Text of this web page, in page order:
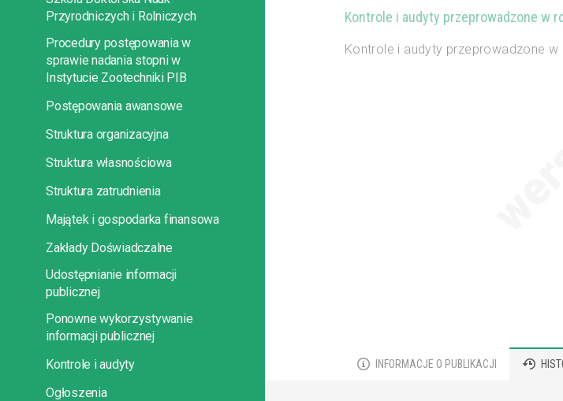
Przyrodniczych i Rolniczych
Procedury postępowania w
sprawie nadania stopni w
Instytucie Zootechniki PIB
Postępowania awansowe
Struktura organizacyjna
Struktura własnościowa
Struktura zatrudnienia
Majątek i gospodarka finansowa
Zakłady Doświadczalne
Udostępnianie informacji
publicznej
Ponowne wykorzystywanie
informacji publicznej
Kontrole i audyty
Ogłoszenia
Kontrole i audyty przeprowadzone w
Kontrole i audyty przeprowadzone w
INFORMACJE O PUBLIKACJI